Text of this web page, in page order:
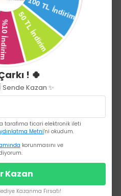
! 🍀
Sende Kazan ✨
tarafıma ticari elektronik ileti
Metni'ni okudum.
korunmasını ve
Kazan
Kazanma Fırsatı!